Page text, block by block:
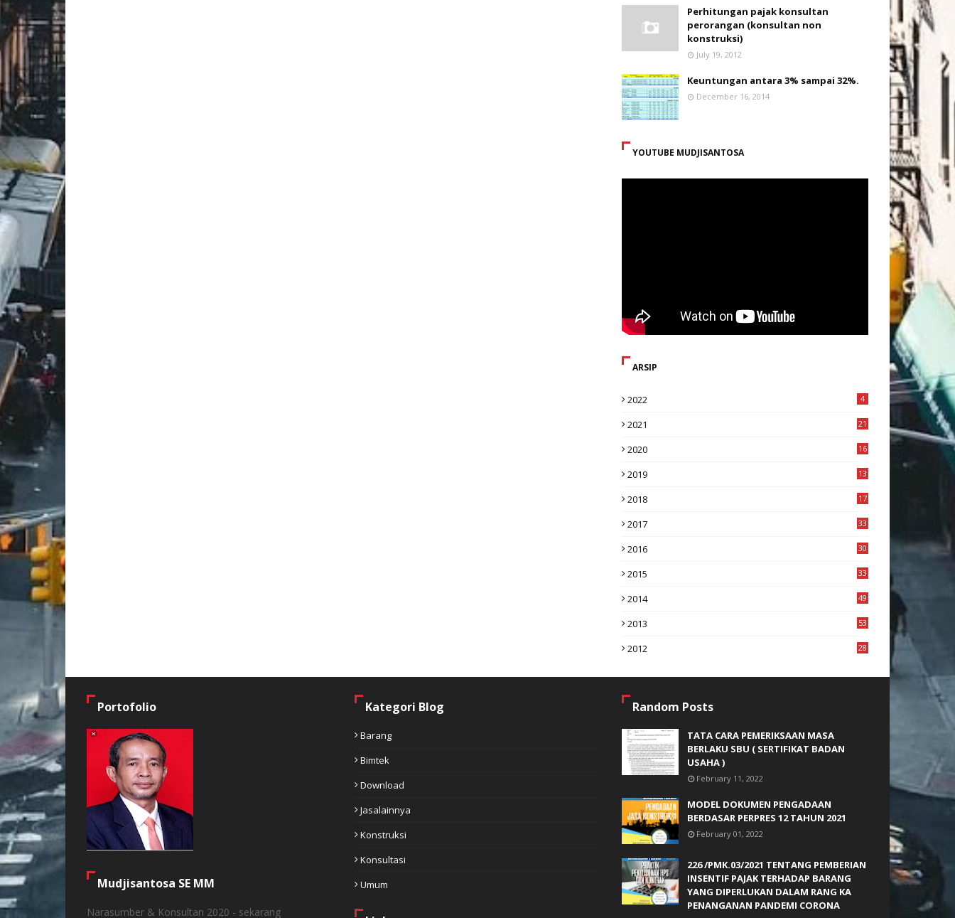
Perhitungan pajak konsultan
perorangan (konsultan non
konstruksi)
July 19, 2012
Keuntungan antara 3% sampai 32%.
December 16, 2014
YOUTUBE MUDJISANTOSA
ARSIP
2022 4
2021 21
2020
16
2019
13
2018
17
2017
33
2016
30
2015
33
2014
49
2013
53
2012
28
Portofolio
Mudjisantosa SE MM
Narasumber & Konsultan 2020 - sekarang
Kategori Blog
Barang
Bimtek
Download
Jasalainnya
Konstruksi
Konsultasi
Umum
Random Posts
TATA CARA PEMERIKSAAN MASA
BERLAKU SBU ( SERTIFIKAT BADAN
USAHA )
February 11, 2022
MODEL DOKUMEN PENGADAAN
BERDASAR PERPRES 12 TAHUN 2021
February 01, 2022
226 /PMK.03/2021 TENTANG PEMBERIAN
INSENTIF PAJAK TERHADAP BARANG
YANG DIPERLUKAN DALAM RANG KA
PENANGANAN PANDEMI CORONA